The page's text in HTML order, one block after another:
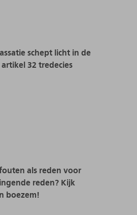
schept licht in de
32 tredecies
als reden voor
reden? Kijk
boezem!